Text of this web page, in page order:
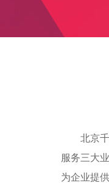
北京
服务三大
为企业提